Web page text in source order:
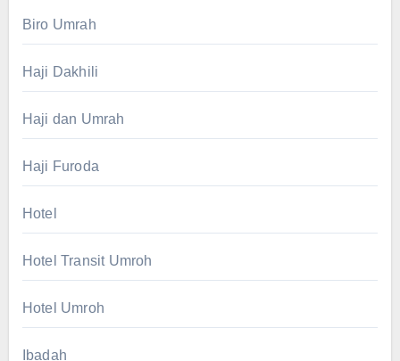
Biro Umrah
Haji Dakhili
Haji dan Umrah
Haji Furoda
Hotel
Hotel Transit Umroh
Hotel Umroh
Ibadah